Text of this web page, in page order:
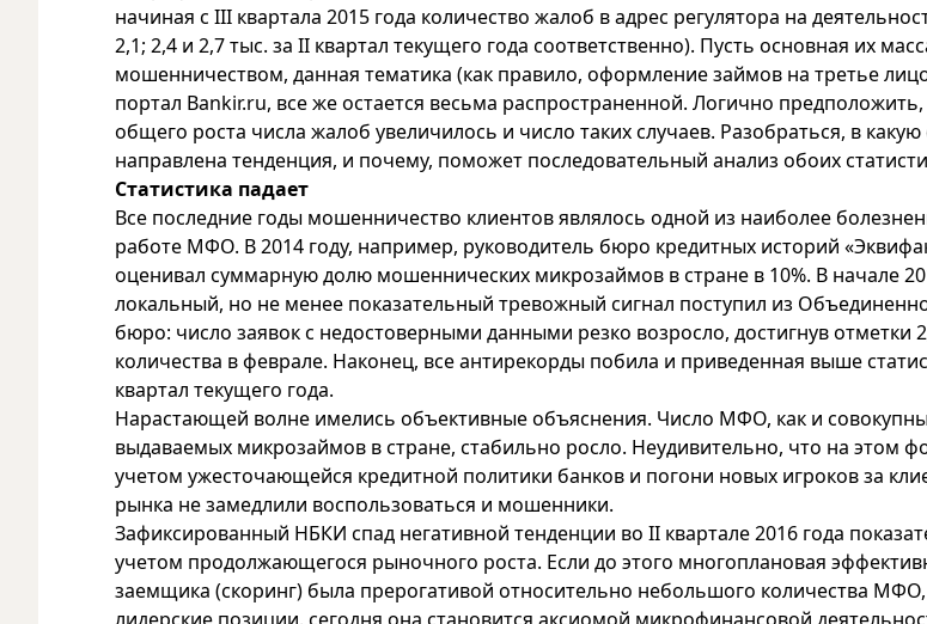
начиная с III квартала 2015 года количество жалоб в адрес регулятора на
2,1; 2,4 и 2,7 тыс. за II квартал текущего года соответственно). Пусть основная их
мошенничеством, данная тематика (как правило, оформление займов на третье
портал Bankir.ru, все же остается весьма распространенной. Логично
общего роста числа жалоб увеличилось и число таких случаев. Разобраться, в
направлена тенденция, и почему, поможет последовательный анализ обоих
Статистика падает
Все последние годы мошенничество клиентов являлось одной из наиболее
работе МФО. В 2014 году, например, руководитель бюро кредитных историй
оценивал суммарную долю мошеннических микрозаймов в стране в 10%. В начале
локальный, но не менее показательный тревожный сигнал поступил из
бюро: число заявок с недостоверными данными резко возросло, достигнув отметки
количества в феврале. Наконец, все антирекорды побила и приведенная выше
квартал текущего года.
Нарастающей волне имелись объективные объяснения. Число МФО, как и
выдаваемых микрозаймов в стране, стабильно росло. Неудивительно, что на этом
учетом ужесточающейся кредитной политики банков и погони новых игроков за
рынка не замедлили воспользоваться и мошенники.
Зафиксированный НБКИ спад негативной тенденции во II квартале 2016 года
учетом продолжающегося рыночного роста. Если до этого многоплановая
заемщика (скоринг) была прерогативой относительно небольшого количества
лидерские позиции, сегодня она становится аксиомой микрофинансовой